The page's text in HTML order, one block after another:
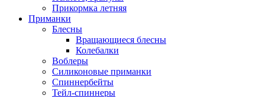
Прикормка летняя
Приманки
Блесны
Вращающиеся блесны
Колебалки
Воблеры
Силиконовые приманки
Спиннербейты
Тейл-спиннеры